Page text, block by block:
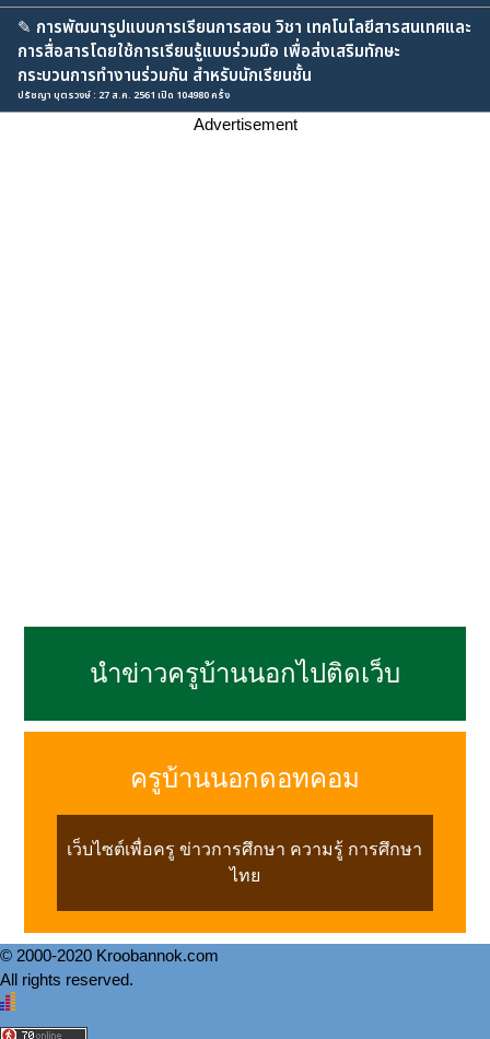
✎ การพัฒนารูปแบบการเรียนการสอน วิชา เทคโนโลยีสารสนเทศและ
การสื่อสารโดยใช้การเรียนรู้แบบร่วมมือ เพื่อส่งเสริมทักษะ
กระบวนการทำงานร่วมกัน สำหรับนักเรียนชั้น
ปรัชญา บุตรวงษ์ : 27 ส.ค. 2561 เปิด 104980 ครั้ง
Advertisement
นำข่าวครูบ้านนอกไปติดเว็บ
ครูบ้านนอกดอทคอม
เว็บไซต์เพื่อครู ข่าวการศึกษา ความรู้ การศึกษา
ไทย
© 2000-2020 Kroobannok.com
All rights reserved.